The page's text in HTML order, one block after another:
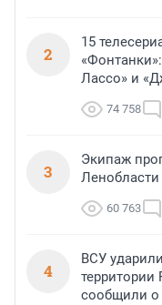
2
15
Лассо» и
74 758
3
Экипаж
60 763
4
ВСУ
территории
сообщили о